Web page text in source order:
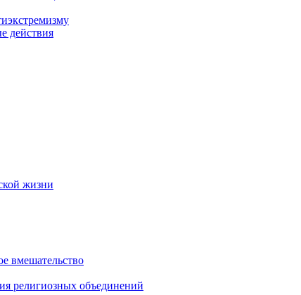
действия
жизни
вмешательство
религиозных объединений